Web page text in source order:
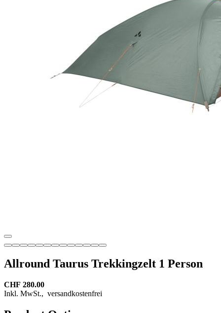
Allround Taurus Trekkingzelt 1 Person
CHF 280.00
Inkl. MwSt., versandkostenfrei